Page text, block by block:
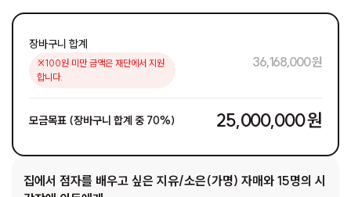
장바구니 합계
※100원 미만 금액은 재단에서 지원
합니다.
36,168,000 원
모금목표 (장바구니 합계 중 70%) 25,000,000 원
집에서 점자를 배우고 싶은 지유/소은(가명) 자매와 15명의 시